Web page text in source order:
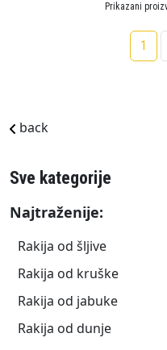
Prikazani
1
back
Sve kategorije
Najtraženije:
Rakija od šljive
Rakija od kruške
Rakija od jabuke
Rakija od dunje